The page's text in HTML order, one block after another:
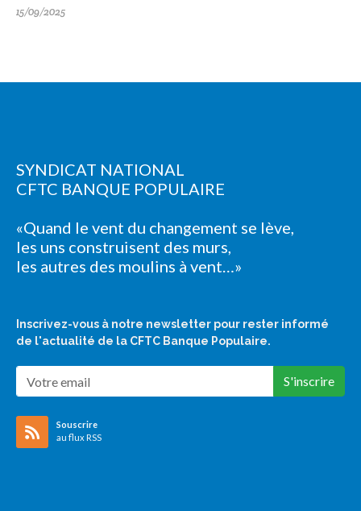
15/09/2025
SYNDICAT NATIONAL
CFTC BANQUE POPULAIRE
«Quand le vent du changement se lève,
les uns construisent des murs,
les autres des moulins à vent…»
Inscrivez-vous à notre newsletter pour rester informé
de l'actualité de la CFTC Banque Populaire.
S'inscrire
Souscrire
au flux RSS